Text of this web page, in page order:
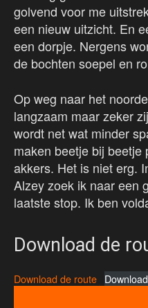
golvend voor me
een nieuw uitzicht. En
een dorpje. Nergens
de bochten soepel en
Op weg naar het
langzaam maar zeker
wordt net wat minder
maken beetje bij beetje
akkers. Het is niet erg.
Alzey zoek ik naar een
laatste stop. Ik ben
Download de
Download de route Download